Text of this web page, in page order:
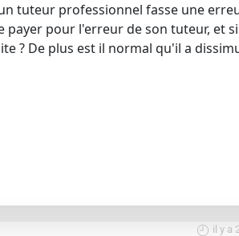
tuteur professionnel fasse une
pour l'erreur de son tuteur, et
? De plus est il normal qu'il a
il y a